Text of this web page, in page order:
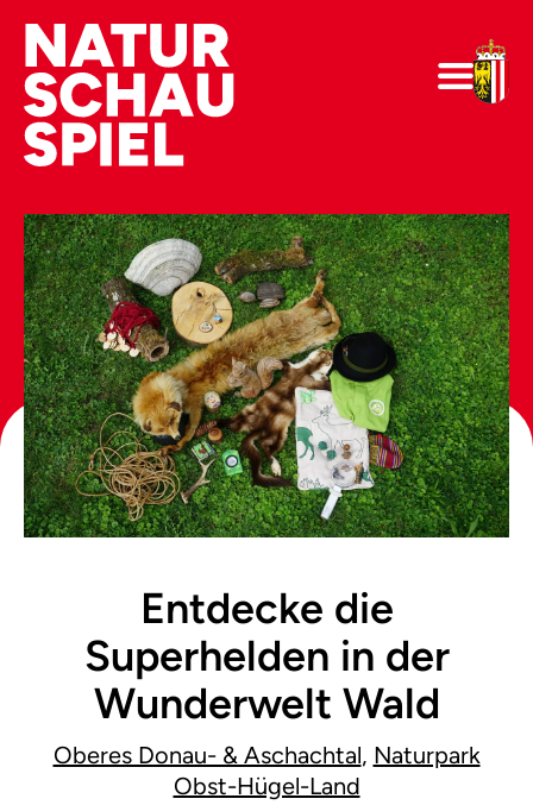
Entdecke die
Superhelden in der
Wunderwelt Wald
Oberes Donau- & Aschachtal, Naturpark
Obst-Hügel-Land